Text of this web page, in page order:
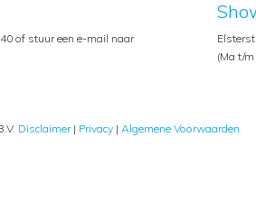
of stuur een e-mail naar
(Ma t/
Disclaimer| Privacy | Algemene Voorwaarden